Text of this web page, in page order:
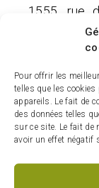
Pour offrir les
telles que les
appareils. Le fait de
des données telles
sur ce site. Le fait de
avoir un effet négatif
1555, rue
(2026)
de
495 (2022)
Lire l’avis
Projet de